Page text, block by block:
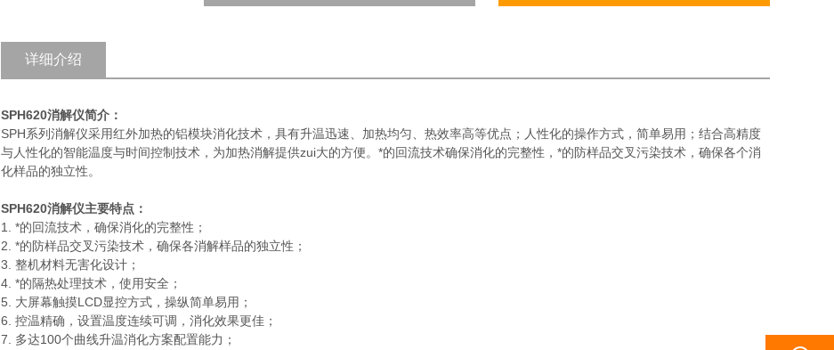
详细介绍
SPH620消解仪简介：
SPH系列消解仪采用红外加热的铝模块消化技术，具有升温迅速、加热均匀、热效率高等优点；人性化的操作方式，简单易用；结合高精度
与人性化的智能温度与时间控制技术，为加热消解提供zui大的方便。*的回流技术确保消化的完整性，*的防样品交叉污染技术，确保各个消
化样品的独立性。
SPH620消解仪主要特点：
1. *的回流技术，确保消化的完整性；
2. *的防样品交叉污染技术，确保各消解样品的独立性；
3. 整机材料无害化设计；
4. *的隔热处理技术，使用安全；
5. 大屏幕触摸LCD显控方式，操纵简单易用；
6. 控温精确，设置温度连续可调，消化效果更佳；
7. 多达100个曲线升温消化方案配置能力；